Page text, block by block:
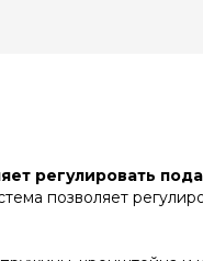
регулировать
позволяет